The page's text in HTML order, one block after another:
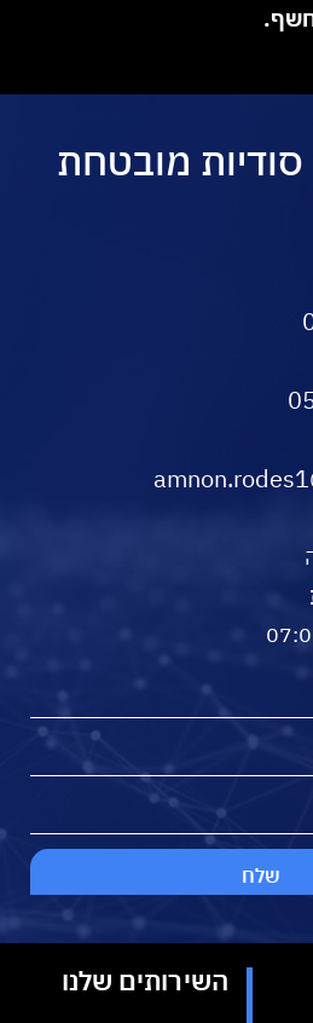
מובטחת
השירותים שלנו